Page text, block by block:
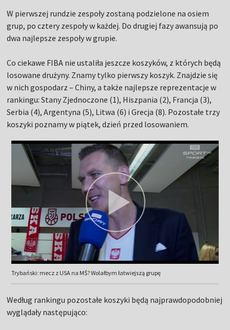
W pierwszej rundzie zespoły zostaną podzielone na osiem
grup, po cztery zespoły w każdej. Do drugiej fazy awansują po
dwa najlepsze zespoły w grupie.
Co ciekawe FIBA nie ustaliła jeszcze koszyków, z których będą
losowane drużyny. Znamy tylko pierwszy koszyk. Znajdzie się
w nich gospodarz – Chiny, a także najlepsze reprezentacje w
rankingu: Stany Zjednoczone (1), Hiszpania (2), Francja (3),
Serbia (4), Argentyna (5), Litwa (6) i Grecja (8). Pozostałe trzy
koszyki poznamy w piątek, dzień przed losowaniem.
Trybański: mecz z USA na MŚ? Wolałbym łatwiejszą grupę
Według rankingu pozostałe koszyki będą najprawdopodobniej
wyglądały następująco: